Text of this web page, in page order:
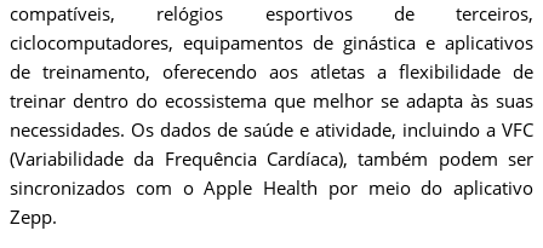
compatíveis, relógios esportivos de terceiros,
ciclocomputadores, equipamentos de ginástica e aplicativos
de treinamento, oferecendo aos atletas a flexibilidade de
treinar dentro do ecossistema que melhor se adapta às suas
necessidades. Os dados de saúde e atividade, incluindo a VFC
(Variabilidade da Frequência Cardíaca), também podem ser
sincronizados com o Apple Health por meio do aplicativo
Zepp.